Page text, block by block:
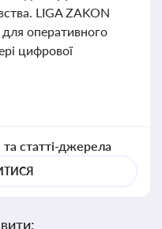
LIGA ZAKON
для оперативного
цифрової
статті-джерела